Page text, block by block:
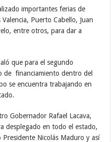
importantes ferias de
Puerto Cabello, Juan
entre otros, para dar a
que para el segundo
de financiamiento dentro del
se encuentra trabajando en
Gobernador Rafael Lacava,
desplegado en todo el estado,
Nicolás Maduro y así